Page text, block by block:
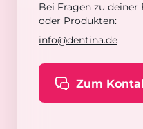
Bei Fragen zu deiner
oder Produkten:
info@dentina.de
Zum